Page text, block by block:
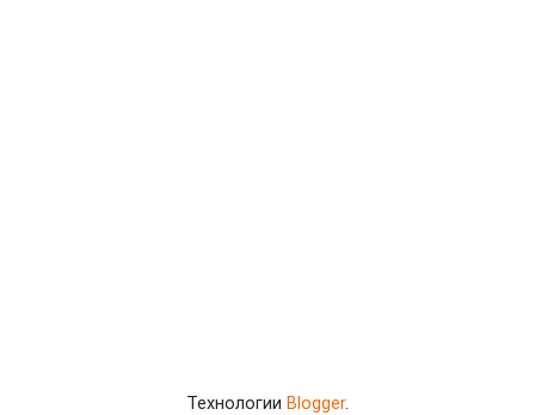
Технологии Blogger.